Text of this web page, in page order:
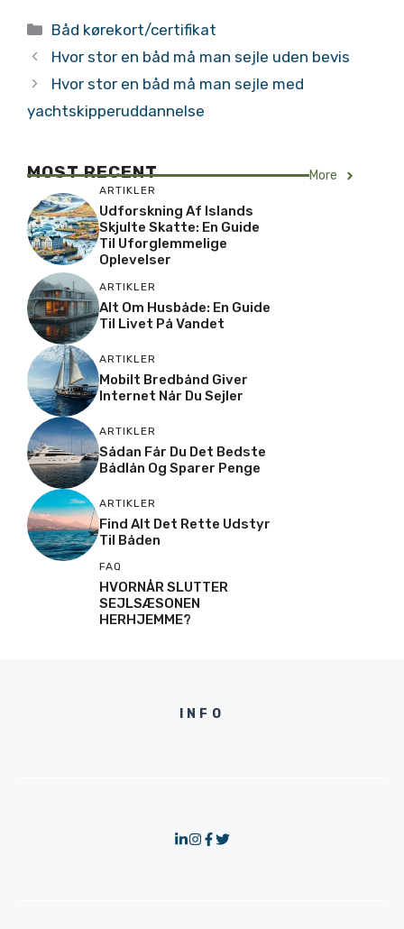
Kategorier
Båd kørekort/certifikat
Hvor stor en båd må man sejle uden bevis
Hvor stor en båd må man sejle med
yachtskipperuddannelse
MOST RECENT More
ARTIKLER
Udforskning Af Islands
Skjulte Skatte: En Guide
Til Uforglemmelige
Oplevelser
ARTIKLER
Alt Om Husbåde: En Guide
Til Livet På Vandet
ARTIKLER
Mobilt Bredbånd Giver
Internet Når Du Sejler
ARTIKLER
Sådan Får Du Det Bedste
Bådlån Og Sparer Penge
ARTIKLER
Find Alt Det Rette Udstyr
Til Båden
FAQ
HVORNÅR SLUTTER
SEJLSÆSONEN
HERHJEMME?
INFO